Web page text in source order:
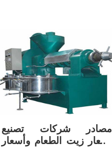
مصادر شركات تصنيع
أسعار زيت الطعام وأسعار